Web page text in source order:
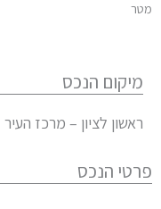
הנכס
לציון – מרכז העיר
הנכס